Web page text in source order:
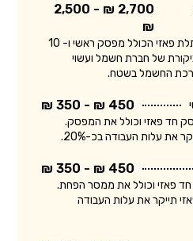
2,700 ₪ - 2,500
₪
המחיר מתייחס ללוח חשמל תלת פאזי הכולל מפסק ראשי ו- 10
של חברת חשמל ועשוי
החשמל בשטח.
450 ₪ - 350 ₪
חד פאזי וכולל את המפסק.
עלות העבודה בכ-20%.
450 ₪ - 350 ₪
פאזי וכולל את ממסר הפחת.
תייקר את עלות העבודה